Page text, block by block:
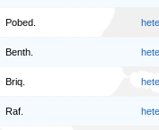
Pobed.
Benth.
Briq.
Raf.